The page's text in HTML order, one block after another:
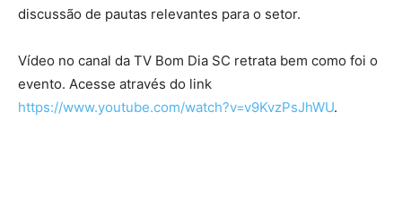
discussão de pautas relevantes para o setor.
Vídeo no canal da TV Bom Dia SC retrata bem como foi o
evento. Acesse através do link
https://www.youtube.com/watch?v=v9KvzPsJhWU.